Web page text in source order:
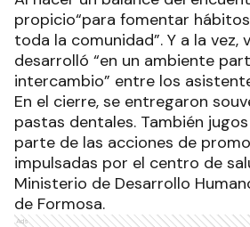
propicio“para fomentar
toda la comunidad”. Y a la vez,
desarrolló “en un ambiente
intercambio” entre los
En el cierre, se entregaron
pastas dentales. También
parte de las acciones de
impulsadas por el centro de
Ministerio de Desarrollo
de Formosa.
Ads